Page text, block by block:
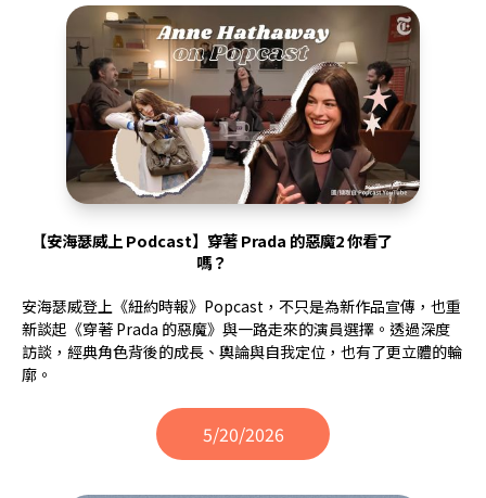
【安海瑟威上 Podcast】穿著 Prada 的惡魔2 你看了
嗎？
安海瑟威登上《紐約時報》Popcast，不只是為新作品宣傳，也重
新談起《穿著 Prada 的惡魔》與一路走來的演員選擇。透過深度
訪談，經典角色背後的成長、輿論與自我定位，也有了更立體的輪
廓。
5/20/2026